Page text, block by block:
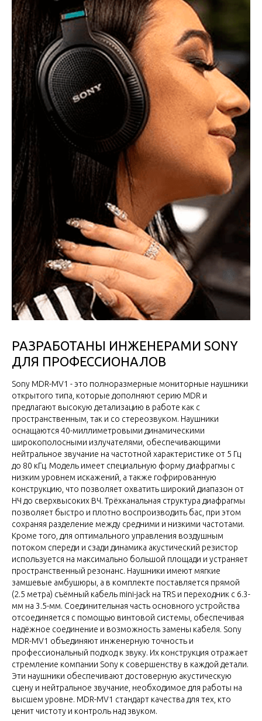
РАЗРАБОТАНЫ ИНЖЕНЕРАМИ SONY
ДЛЯ ПРОФЕССИОНАЛОВ
Sony MDR-MV1 - это полноразмерные мониторные наушники
открытого типа, которые дополняют серию MDR и
предлагают высокую детализацию в работе как с
пространственным, так и со стереозвуком. Наушники
оснащаются 40-миллиметровыми динамическими
широкополосными излучателями, обеспечивающими
нейтральное звучание на частотной характеристике от 5 Гц
до 80 кГц. Модель имеет специальную форму диафрагмы с
низким уровнем искажений, а также гофрированную
конструкцию, что позволяет охватить широкий диапазон от
НЧ до сверхвысоких ВЧ. Трёхканальная структура диафрагмы
позволяет быстро и плотно воспроизводить бас, при этом
сохраняя разделение между средними и низкими частотами.
Кроме того, для оптимального управления воздушным
потоком спереди и сзади динамика акустический резистор
используется на максимально большой площади и устраняет
пространственный резонанс. Наушники имеют мягкие
замшевые амбушюры, а в комплекте поставляется прямой
(2.5 метра) съёмный кабель mini-jack на TRS и переходник с 6.3-
мм на 3.5-мм. Соединительная часть основного устройства
отсоединяется с помощью винтовой системы, обеспечивая
надёжное соединение и возможность замены кабеля. Sony
MDR-MV1 объединяют инженерную точность и
профессиональный подход к звуку. Их конструкция отражает
стремление компании Sony к совершенству в каждой детали.
Эти наушники обеспечивают достоверную акустическую
сцену и нейтральное звучание, необходимое для работы на
высшем уровне. MDR-MV1 стандарт качества для тех, кто
ценит чистоту и контроль над звуком.